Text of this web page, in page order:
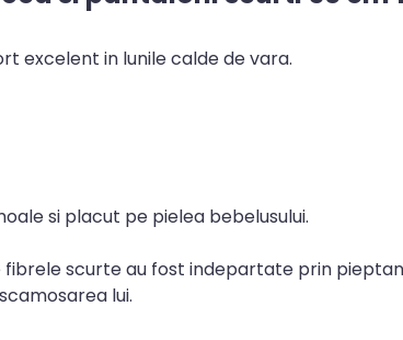
excelent in lunile calde de vara.
si placut pe pielea bebelusului.
scurte au fost indepartate prin
lui.